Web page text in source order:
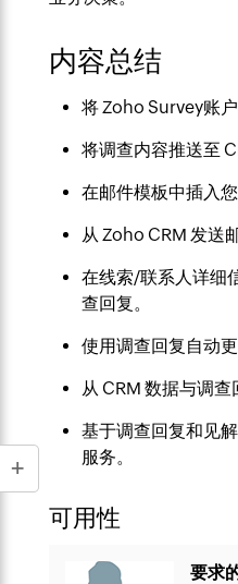
内容总结
将 Zoho Survey账
将调查内容推送至
在邮件模板中插入
从 Zoho CRM 发送
在线索/联系人详细
查回复。
使用调查回复自动更
从 CRM 数据与调查
基于调查回复和见
服务。
可用性
要求